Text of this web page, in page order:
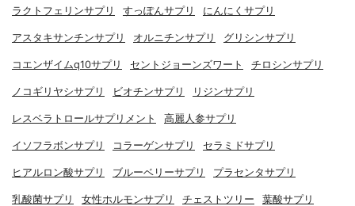
ラクトフェリンサプリ すっぽんサプリ にんにくサプリ
アスタキサンチンサプリ オルニチンサプリ グリシンサプリ
コエンザイムq10サプリ セントジョーンズワート チロシンサプリ
ノコギリヤシサプリ ビオチンサプリ リジンサプリ
レスベラトロールサプリメント 高麗人参サプリ
イソフラボンサプリ コラーゲンサプリ セラミドサプリ
ヒアルロン酸サプリ ブルーベリーサプリ プラセンタサプリ
乳酸菌サプリ 女性ホルモンサプリ チェストツリー 葉酸サプリ